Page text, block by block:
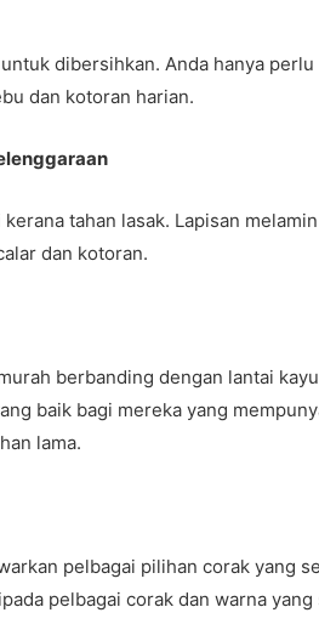
dibersihkan. Anda hanya
dan kotoran harian.
tahan lasak. Lapisan
dan kotoran.
berbanding dengan lantai
baik bagi mereka yang
lama.
pelbagai pilihan corak yang
pelbagai corak dan warna